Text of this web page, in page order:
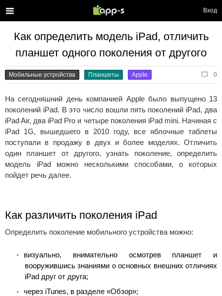
Вход
Как определить модель iPad, отличить
планшет одного поколения от другого
Мобильные устройства Планшеты Apple 0
На сегодняшний день компанией Apple было выпущено 13
поколений iPad. В это число вошли пять поколений iPad, два
iPad Air, два iPad Pro и четыре поколения iPad mini. Начиная с
iPad 1G, вышедшего в 2010 году, все яблочные таблеты
поступали в продажу в двух и более моделях. Отличить
один планшет от другого, узнать поколение, определить
модель iPad можно несколькими способами, о которых
пойдет речь далее.
Как различить поколения iPad
Определить поколение мобильного устройства можно:
визуально, внимательно осмотрев планшет и
вооружившись знаниями о основных внешних отличиях
iPad друг от друга;
через iTunes, в разделе «Обзор»;